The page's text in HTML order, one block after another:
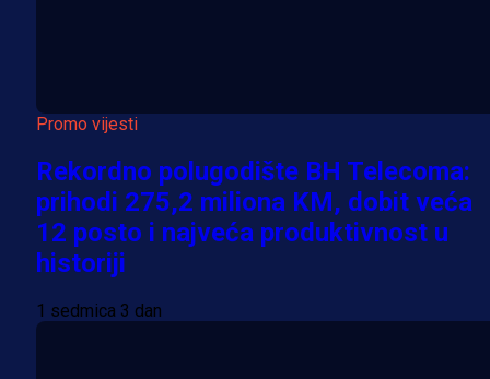
Promo vijesti
Rekordno polugodište BH Telecoma:
prihodi 275,2 miliona KM, dobit veća
12 posto i najveća produktivnost u
historiji
1 sedmica 3 dan